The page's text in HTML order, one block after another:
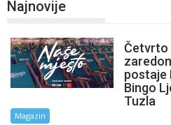
Najnovije
Četvrto
postaje
Bingo
Tuzla
Magazin